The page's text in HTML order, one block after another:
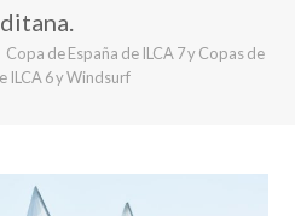
Copa de España de ILCA 7 y Copas de
ILCA 6 y Windsurf